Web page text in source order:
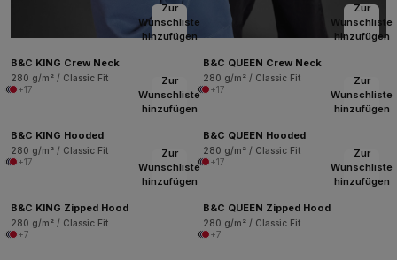
Zur
Wunschliste
hinzufügen
B&C KING Crew Neck
280 g/m² / Classic Fit
+17
Zur
Wunschliste
hinzufügen
B&C QUEEN Crew Neck
280 g/m² / Classic Fit
+17
Zur
Wunschliste
hinzufügen
B&C KING Hooded
280 g/m² / Classic Fit
+17
Zur
Wunschliste
hinzufügen
B&C QUEEN Hooded
280 g/m² / Classic Fit
+17
Zur
Wunschliste
hinzufügen
B&C KING Zipped Hood
280 g/m² / Classic Fit
+7
Zur
Wunschliste
hinzufügen
B&C QUEEN Zipped Hood
280 g/m² / Classic Fit
+7